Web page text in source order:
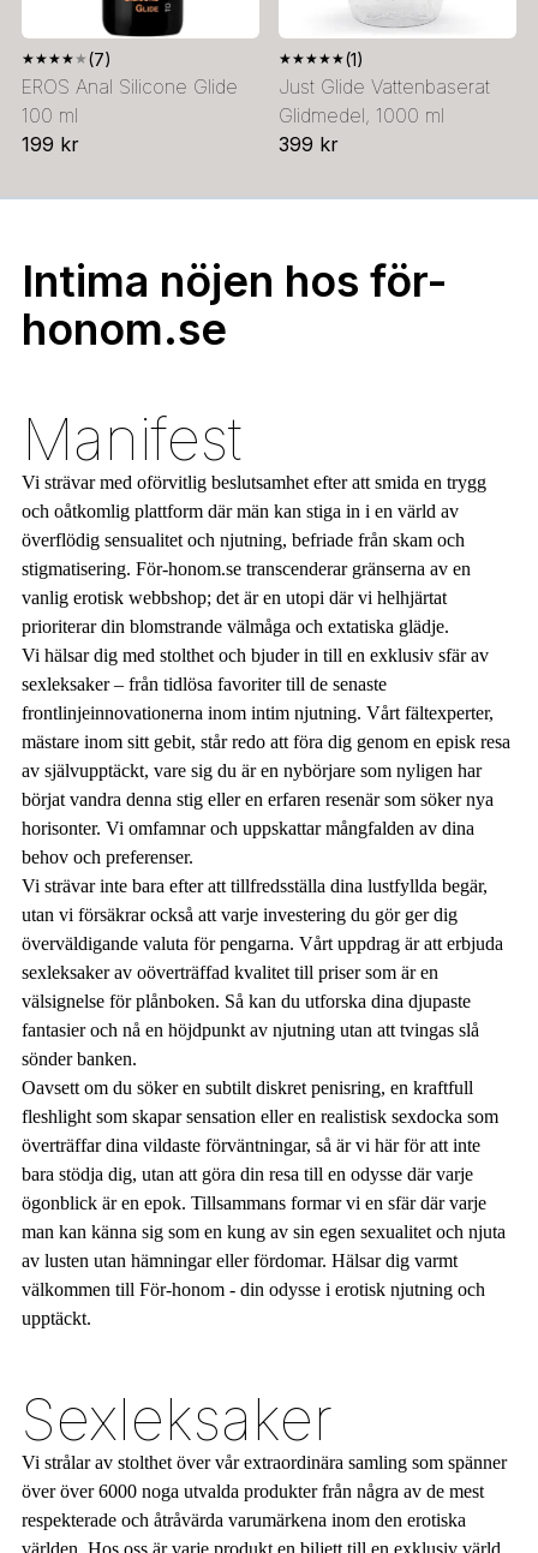
★★★★★ (7)
EROS Anal Silicone Glide
100 ml
199 kr
★★★★★(1)
Just Glide Vattenbaserat
Glidmedel, 1000 ml
399 kr
Intima nöjen hos för-
honom.se
Manifest
Vi strävar med oförvitlig beslutsamhet efter att smida en trygg
och oåtkomlig plattform där män kan stiga in i en värld av
överflödig sensualitet och njutning, befriade från skam och
stigmatisering. För-honom.se transcenderar gränserna av en
vanlig erotisk webbshop; det är en utopi där vi helhjärtat
prioriterar din blomstrande välmåga och extatiska glädje.
Vi hälsar dig med stolthet och bjuder in till en exklusiv sfär av
sexleksaker – från tidlösa favoriter till de senaste
frontlinjeinnovationerna inom intim njutning. Vårt fältexperter,
mästare inom sitt gebit, står redo att föra dig genom en episk resa
av självupptäckt, vare sig du är en nybörjare som nyligen har
börjat vandra denna stig eller en erfaren resenär som söker nya
horisonter. Vi omfamnar och uppskattar mångfalden av dina
behov och preferenser.
Vi strävar inte bara efter att tillfredsställa dina lustfyllda begär,
utan vi försäkrar också att varje investering du gör ger dig
överväldigande valuta för pengarna. Vårt uppdrag är att erbjuda
sexleksaker av oöverträffad kvalitet till priser som är en
välsignelse för plånboken. Så kan du utforska dina djupaste
fantasier och nå en höjdpunkt av njutning utan att tvingas slå
sönder banken.
Oavsett om du söker en subtilt diskret penisring, en kraftfull
fleshlight som skapar sensation eller en realistisk sexdocka som
överträffar dina vildaste förväntningar, så är vi här för att inte
bara stödja dig, utan att göra din resa till en odysse där varje
ögonblick är en epok. Tillsammans formar vi en sfär där varje
man kan känna sig som en kung av sin egen sexualitet och njuta
av lusten utan hämningar eller fördomar. Hälsar dig varmt
välkommen till För-honom - din odysse i erotisk njutning och
upptäckt.
Sexleksaker
Vi strålar av stolthet över vår extraordinära samling som spänner
över över 6000 noga utvalda produkter från några av de mest
respekterade och åtråvärda varumärkena inom den erotiska
världen. Hos oss är varje produkt en biljett till en exklusiv värld